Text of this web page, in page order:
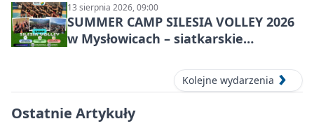
13 sierpnia 2026, 09:00
SUMMER CAMP SILESIA VOLLEY 2026
w Mysłowicach – siatkarskie
Kolejne wydarzenia
Ostatnie Artykuły